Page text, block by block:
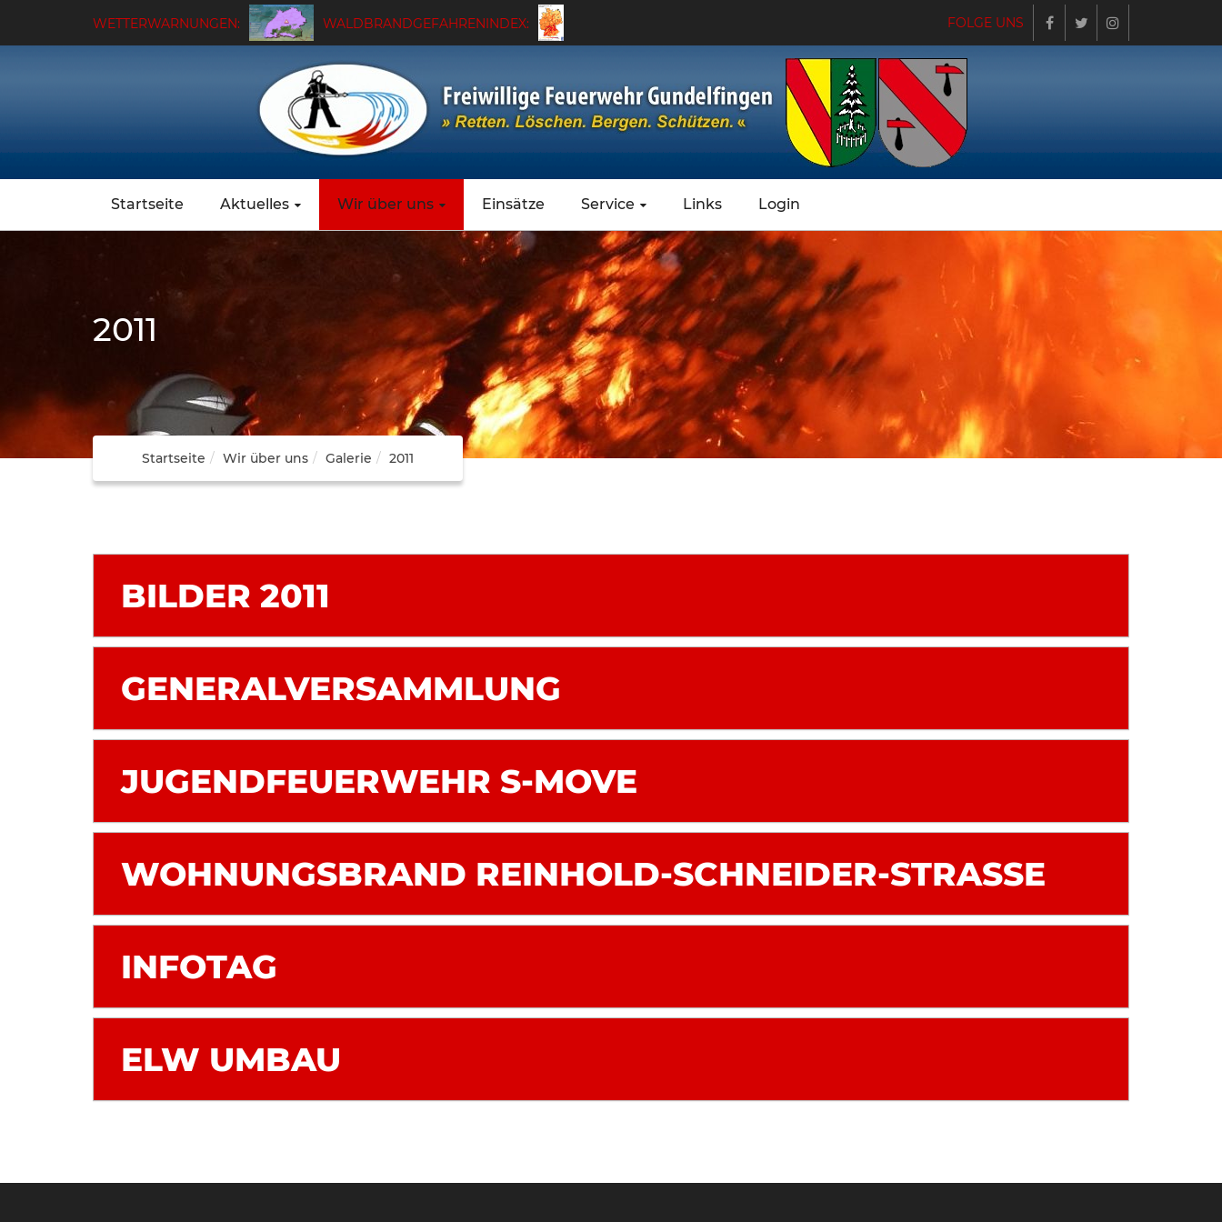
WETTERWARNUNGEN: WALDBRANDGEFAHRENINDEX: FOLGE UNS
Startseite Aktuelles Wir über uns Einsätze Service Links Login
2011
Startseite Wir über uns Galerie 2011
BILDER 2011
GENERALVERSAMMLUNG
JUGENDFEUERWEHR S-MOVE
WOHNUNGSBRAND REINHOLD-SCHNEIDER-STRASSE
INFOTAG
ELW UMBAU